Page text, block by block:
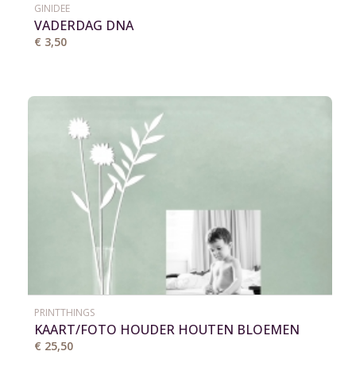
GINIDEE
VADERDAG DNA
€ 3,50
PRINTTHINGS
KAART/FOTO HOUDER HOUTEN BLOEMEN
VAAS
€ 25,50